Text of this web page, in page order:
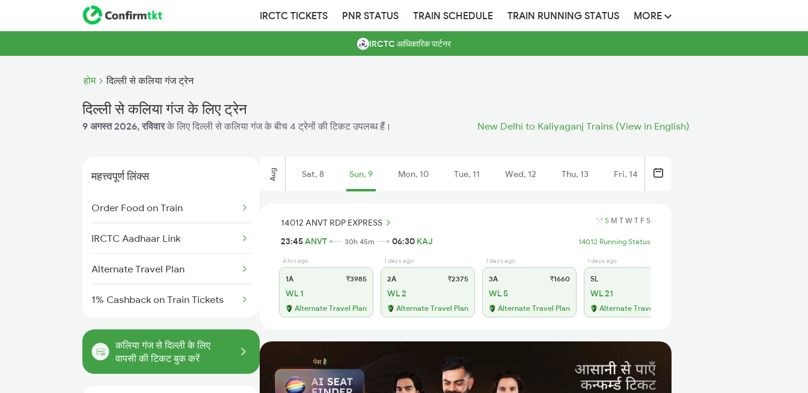
IRCTC TICKETS PNR STATUS TRAIN SCHEDULE TRAIN RUNNING STATUS MORE
IRCTC आधिकारिक पार्टनर
होम दिल्ली से कलिया गंज ट्रेन
दिल्ली से कलिया गंज के लिए ट्रेन
9 अगस्त 2026, रविवारके लिए दिल्ली से कलिया गंज के बीच 4 ट्रेनों की टिकट उपलब्ध हैं। New Delhi to Kaliyaganj Trains (View in English)
महत्त्वपूर्ण लिंक्स
Order Food on Train
IRCTC Aadhaar Link
Alternate Travel Plan
1% Cashback on Train Tickets
कलिया गंज से दिल्ली के लिए
वापसी की टिकट बुक करें
Aug Sat, 8 Sun, 9 Mon, 10 Tue, 11 Wed, 12 Thu, 13 Fri, 14
14012 ANVT RDP EXPRESS S M T W T F S
23:45ANVT 30h 45m 06:30 KAJ 14012 Running Status
4 hrs ago
1A ₹3985
WL 1
Alternate Travel Plan
1 days ago
2A ₹2375
WL 2
Alternate Travel Plan
1 days ago
3A ₹1660
WL 5
Alternate Travel Plan
1 days ago
SL
WL 21
Alternate Travel Plan